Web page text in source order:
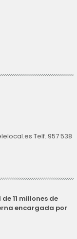
Telf.:957 538
11 millones de
encargada por